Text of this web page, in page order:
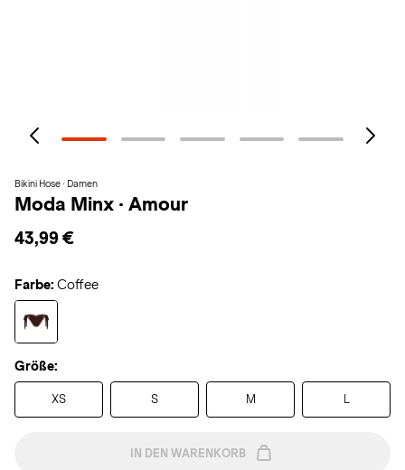
Bikini Hose · Damen
Moda Minx · Amour
43,99 €
Farbe: Coffee
Größe:
XS S M L
IN DEN WARENKORB